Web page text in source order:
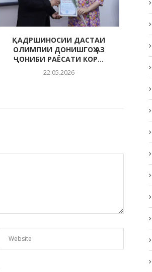
ҚАДРШИНОСИИ ДАСТАИ
ОЛИМПИИ ДОНИШГОҲ АЗ
ҶОНИБИ РАЁСАТИ КОР...
22.05.2026